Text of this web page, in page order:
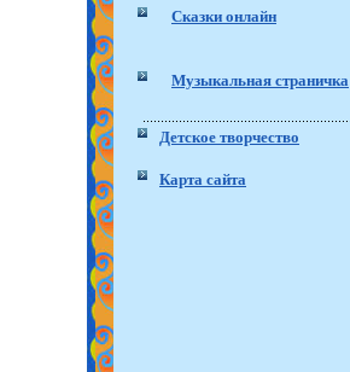
Сказки онлайн
Музыкальная страничка
Детское творчество
Карта сайта